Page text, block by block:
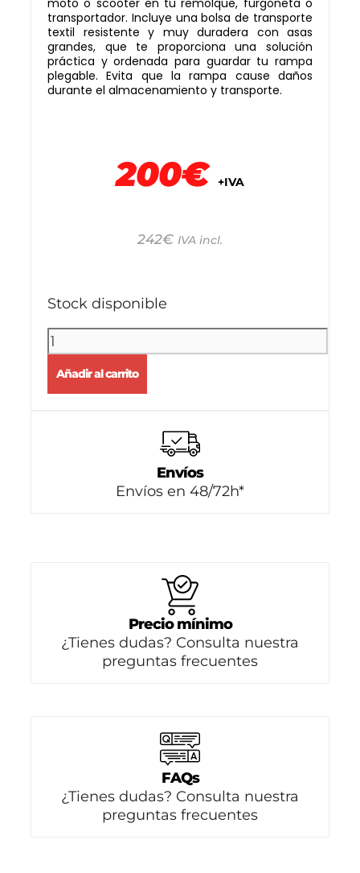
moto o scooter en tu remolque, furgoneta o
transportador. Incluye una bolsa de transporte
textil resistente y muy duradera con asas
grandes, que te proporciona una solución
práctica y ordenada para guardar tu rampa
plegable. Evita que la rampa cause daños
durante el almacenamiento y transporte.
200€ +IVA
242€ IVA incl.
Stock disponible
Añadir al carrito
Envíos
Envíos en 48/72h*
Precio mínimo
¿Tienes dudas? Consulta nuestra
preguntas frecuentes
FAQs
¿Tienes dudas? Consulta nuestra
preguntas frecuentes